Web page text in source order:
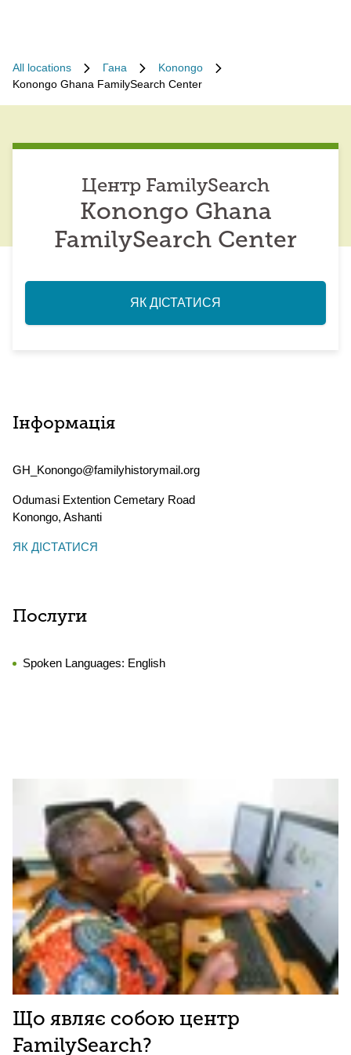
All locations Гана
Konongo
Konongo Ghana FamilySearch Center
Центр FamilySearch
Konongo Ghana
FamilySearch Center
ЯК ДІСТАТИСЯ
Інформація
GH_Konongo@familyhistorymail.org
Odumasi Extention Cemetary Road
Konongo, Ashanti
ЯК ДІСТАТИСЯ
Послуги
Spoken Languages: English
Що являє собою центр
FamilySearch?